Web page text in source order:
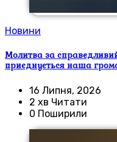
Новини
Молитва за
приєднується наша
16 Липня, 2026
2 хв Читати
0 Поширили